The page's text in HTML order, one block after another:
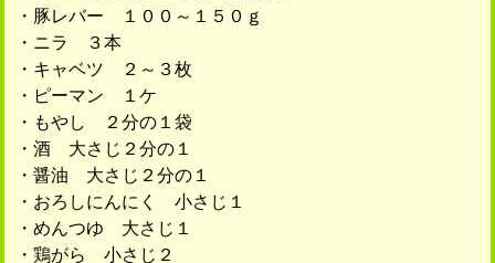
・豚レバー １００～１５０ｇ
・ニラ ３本
・キャベツ ２～３枚
・ピーマン １ケ
・もやし ２分の１袋
・酒 大さじ２分の１
・醤油 大さじ２分の１
・おろしにんにく 小さじ１
・めんつゆ 大さじ１
・鶏がら 小さじ２